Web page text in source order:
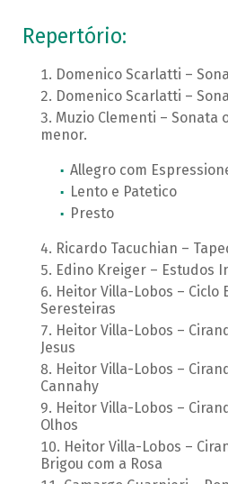
Repertório:
Domenico Scarlatti –
Domenico Scarlatti –
Muzio Clementi – Sonata
menor.
Allegro com
Lento e Patetico
Presto
Ricardo Tacuchian –
Edino Kreiger – Estudos
Heitor Villa-Lobos – Ciclo
Seresteiras
Heitor Villa-Lobos –
Jesus
Heitor Villa-Lobos –
Cannahy
Heitor Villa-Lobos –
Olhos
Heitor Villa-Lobos –
Brigou com a Rosa